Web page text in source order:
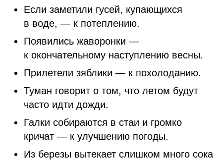
Если заметили гусей, купающихся
в воде, — к потеплению.
Появились жаворонки —
к окончательному наступлению весны.
Прилетели зяблики — к похолоданию.
Туман говорит о том, что летом будут
часто идти дожди.
Галки собираются в стаи и громко
кричат — к улучшению погоды.
Из березы вытекает слишком много сока